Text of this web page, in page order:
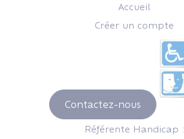
Accueil
Créer un compte
Contactez-nous
Référente Handicap :